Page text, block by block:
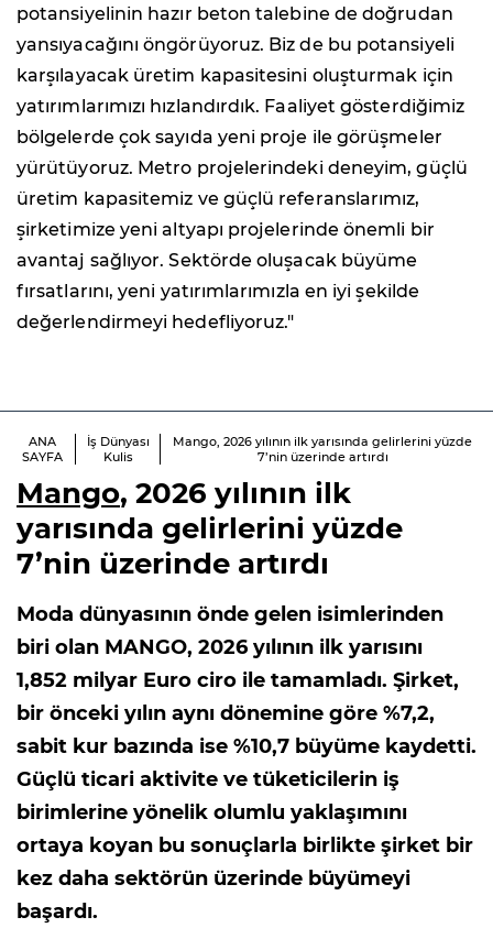
potansiyelinin hazır beton talebine de doğrudan
yansıyacağını öngörüyoruz. Biz de bu potansiyeli
karşılayacak üretim kapasitesini oluşturmak için
yatırımlarımızı hızlandırdık. Faaliyet gösterdiğimiz
bölgelerde çok sayıda yeni proje ile görüşmeler
yürütüyoruz. Metro projelerindeki deneyim, güçlü
üretim kapasitemiz ve güçlü referanslarımız,
şirketimize yeni altyapı projelerinde önemli bir
avantaj sağlıyor. Sektörde oluşacak büyüme
fırsatlarını, yeni yatırımlarımızla en iyi şekilde
değerlendirmeyi hedefliyoruz."
ANA
SAYFA
İş Dünyası
Kulis
Mango, 2026 yılının ilk yarısında gelirlerini yüzde
7’nin üzerinde artırdı
Mango, 2026 yılının ilk
yarısında gelirlerini yüzde
7’nin üzerinde artırdı
Moda dünyasının önde gelen isimlerinden
biri olan MANGO, 2026 yılının ilk yarısını
1,852 milyar Euro ciro ile tamamladı. Şirket,
bir önceki yılın aynı dönemine göre %7,2,
sabit kur bazında ise %10,7 büyüme kaydetti.
Güçlü ticari aktivite ve tüketicilerin iş
birimlerine yönelik olumlu yaklaşımını
ortaya koyan bu sonuçlarla birlikte şirket bir
kez daha sektörün üzerinde büyümeyi
başardı.